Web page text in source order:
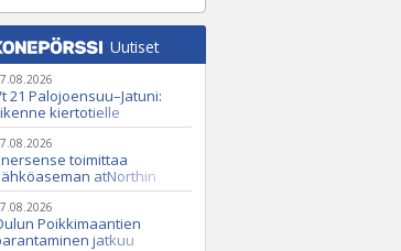
Uutiset
21 Palojoensuu–Jatuni:
kiertotielle
silloilla
toimittaa
atNorthin
Poikkimaantien
jatkuu